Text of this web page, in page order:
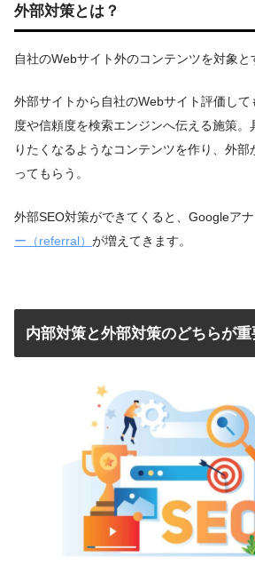
外部対策とは？
自社のWebサイト外のコンテンツを対象と
外部サイトから自社のWebサイト評価し
度や信頼度を検索エンジンへ伝える施策
りたくなるようなコンテンツを作り、外
ってもらう。
外部SEO対策ができてくると、Googleア
ー（referral） が増えてきます。
内部対策と外部対策のどちらが重